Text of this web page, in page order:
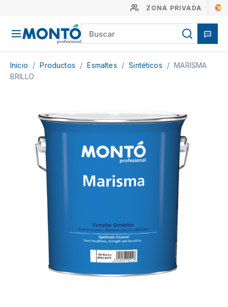
ZONA PRIVADA
Inicio / Productos / Esmaltes / Sintéticos / MARISMA
BRILLO